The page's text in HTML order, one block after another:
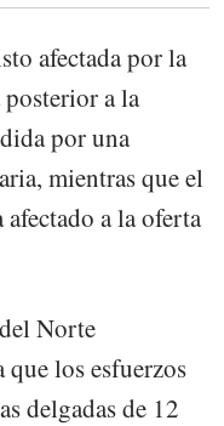
afectada por la
a la
por una
mientras que el
a la oferta
Norte
los esfuerzos
delgadas de 12